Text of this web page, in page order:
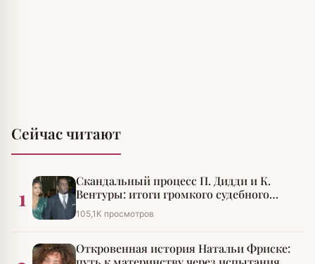
Сейчас читают
1
Скандальный процесс П. Дидди и К.
Вентуры: итоги громкого судебного
разбирательства
105,1К просмотров
Откровенная история Натальи Фриске: